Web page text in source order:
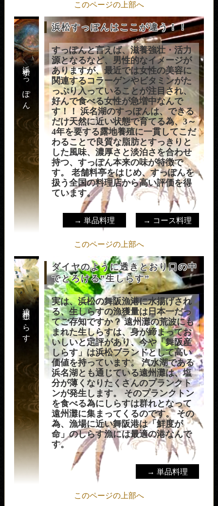
このページの上部へ
浜松すっぽん
浜松すっぽんはここが違う！！
すっぽんと言えば、滋養強壮・活力
源となるなど、男性的なイメージが
ありますが、最近では女性の美容に
関連するコラーゲンやビタミンがた
っぷり入っていることが注目され、
好んで食べる女性が急増中なんで
す！！ 浜名湖のすっぽんは、できる
だけ天然に近い状態で育てる為、3～
4年を要する露地養殖に一貫してこだ
わることで良質な脂肪とすっきりと
した風味、濃厚さと淡泊さを合わせ
持つ、すっぽん本来の味が特徴で
す。 老舗料亭をはじめ、すっぽんを
扱う全国の料理店から高い評価を得
ています。
→ 単品料理 → コース料理
このページの上部へ
遠州生しらす
ダイヤのように透きとおり口の中
でとろける”生しらす”
実は、浜松の舞阪漁港に水揚げされ
る、生しらすの漁獲量は日本一だっ
てご存知ですか？ 遠州灘の荒波にも
まれた生しらすは、身が締まってお
いしいと定評があり、今や「舞阪産
しらす」は浜松ブランドとして高い
価値を持っています。 汽水湖である
浜名湖とも通じている遠州灘は、塩
分が薄くなりたくさんのプランクト
ンが発生します。 そのプランクトン
を食べる為にしらすは群れとなって
遠州灘に集まってくるのです。 その
為、漁場に近い舞阪港は「鮮度が
命」のしらす漁には最適の港なんで
す。
→ 単品料理
このページの上部へ